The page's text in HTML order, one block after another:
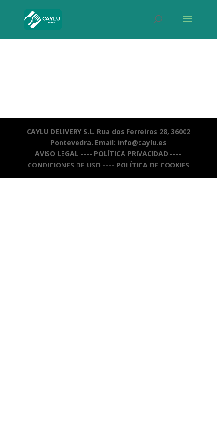
CAYLU DELIVERY S.L. Rua dos Ferreiros 28, 36002
Pontevedra. Email: info@caylu.es
AVISO LEGAL ---- POLÍTICA PRIVACIDAD ----
CONDICIONES DE USO ---- POLÍTICA DE COOKIES